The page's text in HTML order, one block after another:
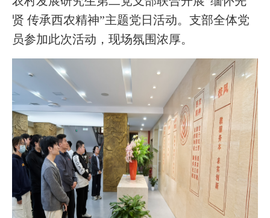
贤 传承西农精神”主题党日活动。支部全体党
员参加此次活动，现场氛围浓厚。